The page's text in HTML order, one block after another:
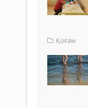
Қоғам